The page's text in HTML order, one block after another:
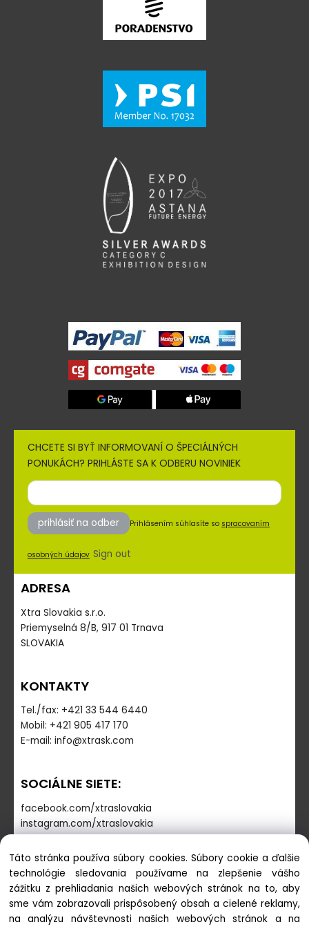
CHCETE SI BYŤ INFORMOVANÍ O ŠPECIÁLNÝCH
PONUKÁCH? PRIHLÁSTE SA K ODBERU NOVINIEK
prihlásiť na odber Prihlásením súhlasíte so spracovaním
osobných údajov Sign out
ADRESA
Xtra Slovakia s.r.o.
Priemyselná 8/B, 917 01 Trnava
SLOVAKIA
KONTAKTY
Tel./fax: +421 33 544 6440
Mobil: +421 905 417 170
E-mail: info@xtrask.com
SOCIÁLNE SIETE:
facebook.com/xtraslovakia
instagram.com/xtraslovakia
PREVÁDZKOVÁ DOBA
Pondelok - Piatok: 7:30-16:00
Sobota-Nedeľa: zatvorené
Táto stránka používa súbory cookies. Súbory cookie a ďalšie
technológie sledovania používame na zlepšenie vášho
zážitku z prehliadania našich webových stránok na to, aby
sme vám zobrazovali prispôsobený obsah a cielené reklamy,
na analýzu návštevnosti našich webových stránok a na